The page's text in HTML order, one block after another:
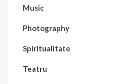
Music
Photography
Spiritualitate
Teatru